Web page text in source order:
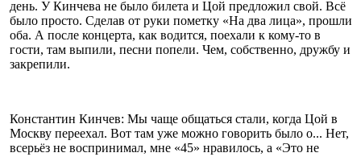
день. У Кинчева не было билета и Цой предложил свой. Всё
было просто. Сделав от руки пометку «На два лица», прошли
оба. А после концерта, как водится, поехали к кому-то в
гости, там выпили, песни попели. Чем, собственно, дружбу и
закрепили.
Константин Кинчев: Мы чаще общаться стали, когда Цой в
Москву переехал. Вот там уже можно говорить было о... Нет,
всерьёз не воспринимал, мне «45» нравилось, а «Это не